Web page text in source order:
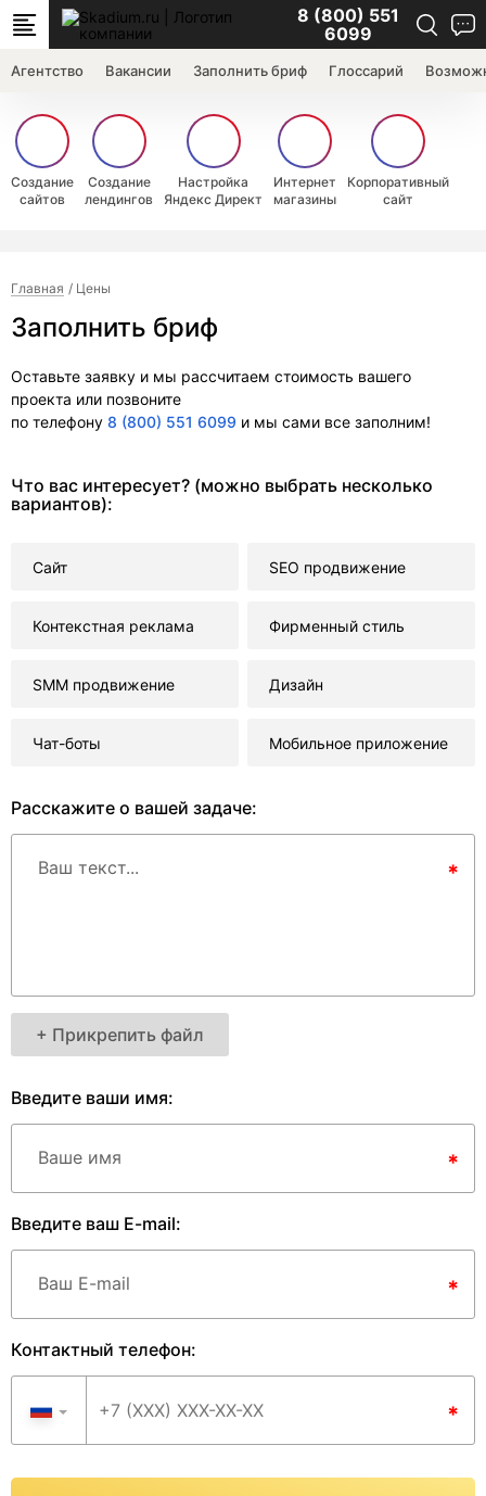
8 (800) 551
6099
Агентство Вакансии Заполнить бриф Глоссарий
Создание
сайтов
Создание
лендингов
Настройка
Яндекс Директ
Интернет
магазины
Корпоративный
сайт
Главная Цены
Заполнить бриф
Оставьте заявку и мы рассчитаем стоимость вашего
проекта или позвоните
по телефону 8 (800) 551 6099 и мы сами все заполним!
Что вас интересует? (можно выбрать несколько
вариантов):
Сайт SEO продвижение
Контекстная реклама Фирменный стиль
SMM продвижение Дизайн
Чат-боты Мобильное приложение
Расскажите о вашей задаче:
Ваш текст... *
+ Прикрепить файл
Введите ваши имя:
Ваше имя *
Введите ваш E-mail:
Ваш E-mail *
Контактный телефон:
*